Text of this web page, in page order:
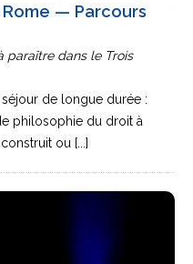
— Parcours
paraître dans le Trois
de longue durée :
philosophie du droit à
ou [...]